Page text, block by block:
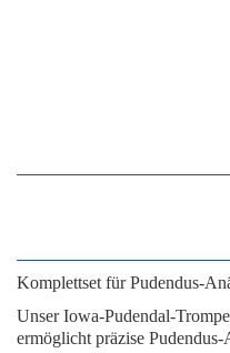
Komplettset für Pudendus-
Unser Iowa-Pudendal-
ermöglicht präzise